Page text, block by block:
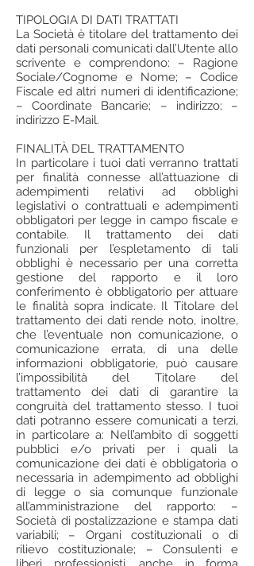
TIPOLOGIA DI DATI TRATTATI
La Società è titolare del trattamento dei
dati personali comunicati dall’Utente allo
scrivente e comprendono: – Ragione
Sociale/Cognome e Nome; – Codice
Fiscale ed altri numeri di identificazione;
– Coordinate Bancarie; – indirizzo; –
indirizzo E-Mail.
FINALITÀ DEL TRATTAMENTO
In particolare i tuoi dati verranno trattati
per finalità connesse all’attuazione di
adempimenti relativi ad obblighi
legislativi o contrattuali e adempimenti
obbligatori per legge in campo fiscale e
contabile. Il trattamento dei dati
funzionali per l’espletamento di tali
obblighi è necessario per una corretta
gestione del rapporto e il loro
conferimento è obbligatorio per attuare
le finalità sopra indicate. Il Titolare del
trattamento dei dati rende noto, inoltre,
che l’eventuale non comunicazione, o
comunicazione errata, di una delle
informazioni obbligatorie, può causare
l’impossibilità del Titolare del
trattamento dei dati di garantire la
congruità del trattamento stesso. I tuoi
dati potranno essere comunicati a terzi,
in particolare a: Nell’ambito di soggetti
pubblici e/o privati per i quali la
comunicazione dei dati è obbligatoria o
necessaria in adempimento ad obblighi
di legge o sia comunque funzionale
all’amministrazione del rapporto: –
Società di postalizzazione e stampa dati
variabili; – Organi costituzionali o di
rilievo costituzionale; – Consulenti e